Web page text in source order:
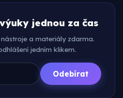
jednou za čas
a materiály zdarma.
jedním klikem.
Odebírat